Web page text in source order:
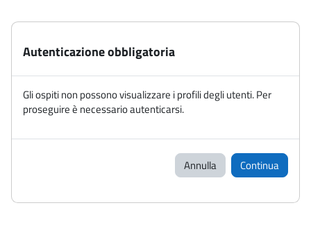
Autenticazione obbligatoria
Gli ospiti non possono visualizzare i profili degli utenti. Per
proseguire è necessario autenticarsi.
Annulla Continua